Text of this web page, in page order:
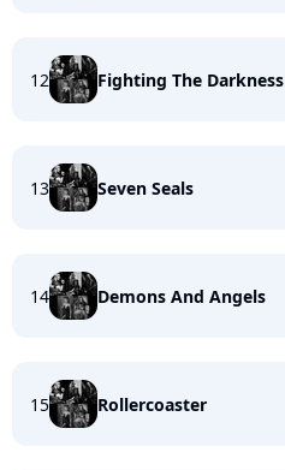
12 Fighting The Darkness
13 Seven Seals
14 Demons And Angels
15 Rollercoaster